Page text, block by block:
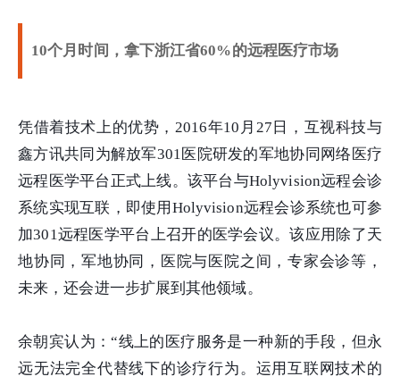
10个月时间，拿下浙江省60%的远程医疗市场
凭借着技术上的优势，2016年10月27日，互视科技与
鑫方讯共同为解放军301医院研发的军地协同网络医疗
远程医学平台正式上线。该平台与Holyvision远程会诊
系统实现互联，即使用Holyvision远程会诊系统也可参
加301远程医学平台上召开的医学会议。该应用除了天
地协同，军地协同，医院与医院之间，专家会诊等，
未来，还会进一步扩展到其他领域。
余朝宾认为：“线上的医疗服务是一种新的手段，但永
远无法完全代替线下的诊疗行为。运用互联网技术的